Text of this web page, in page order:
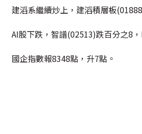
建滔系繼續炒上，建滔積層板
AI股下跌，智譜(02513)跌百分之8
國企指數報8348點，升7點。